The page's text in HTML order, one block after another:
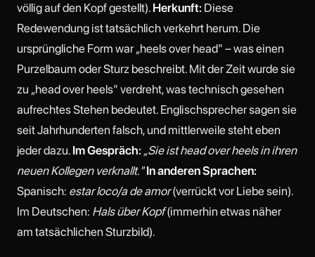
völlig auf den Kopf gestellt). Herkunft: Diese
Redewendung ist tatsächlich verkehrt herum. Die
ursprüngliche Form war „heels over head" – was einen
Purzelbaum oder Sturz beschreibt. Mit der Zeit wurde sie
zu „head over heels" verdreht, was technisch gesehen
aufrechtes Stehen bedeutet. Englischsprecher sagen sie
seit Jahrhunderten falsch, und mittlerweile steht eben
jeder dazu. Im Gespräch: „Sie ist head over heels in ihren
neuen Kollegen verknallt." In anderen Sprachen:
Spanisch: estar loco/a de amor(verrückt vor Liebe sein).
Im Deutschen: Hals über Kopf(immerhin etwas näher
am tatsächlichen Sturzbild).